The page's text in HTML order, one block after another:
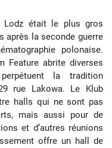
Lodz était le plus gros
après la seconde guerre
polonaise.
Feature abrite diverses
la tradition
rue Lakowa. Le Klub
halls qui ne sont pas
mais aussi pour de
et d’autres réunions
offre un hall de